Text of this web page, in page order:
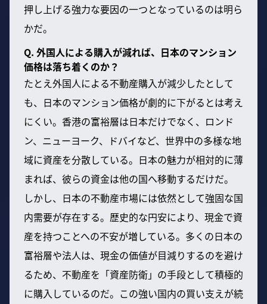
押し上げる強力な要因の一つとなっているのは明ら
かだ。
Q. 外国人による購入が減れば、日本のマンション
価格は落ち着くのか？
たとえ外国人による不動産購入が減少したとして
も、日本のマンション価格が劇的に下がるとは考え
にくい。香港の富裕層は日本だけでなく、ロンド
ン、ニューヨーク、ドバイなど、世界中の多様な地
域に資産を分散している。日本の魅力が相対的に薄
まれば、彼らの資金は他の国へ移動するだけだ。
しかし、日本の不動産市場には依然として強固な国
内需要が存在する。歴史的な円安により、現金で資
産を持つことへの不安が増している。多くの日本の
富裕層や法人は、現金の価値が目減りするのを避け
るため、不動産を「資産防衛」の手段として積極的
に購入しているのだ。この強い国内の買い支えが続